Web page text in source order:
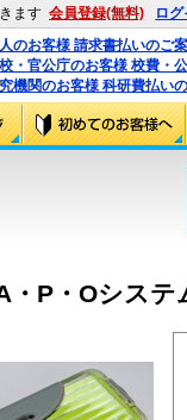
ます 会員登録(無料) ロ
のお客様 請求書払いのご
・官公庁のお客様 校費・
機関のお客様 科研費払い
・P・Oシステ